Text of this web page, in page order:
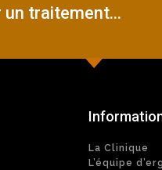
un traitement...
La Clinique
L’équipe